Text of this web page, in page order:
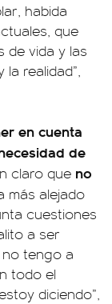
habida
que
de vida y las
realidad”,
en cuenta
de
claro que no
más alejado
cuestiones
a ser
tengo a
todo el
diciendo”,